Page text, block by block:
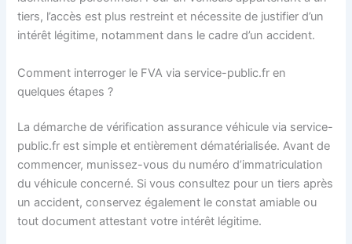
tiers, l’accès est plus restreint et nécessite de justifier d’un
intérêt légitime, notamment dans le cadre d’un accident.
Comment interroger le FVA via service-public.fr en
quelques étapes ?
La démarche de vérification assurance véhicule via service-
public.fr est simple et entièrement dématérialisée. Avant de
commencer, munissez-vous du numéro d’immatriculation
du véhicule concerné. Si vous consultez pour un tiers après
un accident, conservez également le constat amiable ou
tout document attestant votre intérêt légitime.